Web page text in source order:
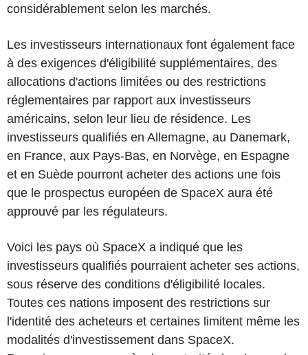
considérablement selon les marchés.
Les investisseurs internationaux font également face
à des exigences d'éligibilité supplémentaires, des
allocations d'actions limitées ou des restrictions
réglementaires par rapport aux investisseurs
américains, selon leur lieu de résidence. Les
investisseurs qualifiés en Allemagne, au Danemark,
en France, aux Pays-Bas, en Norvège, en Espagne
et en Suède pourront acheter des actions une fois
que le prospectus européen de SpaceX aura été
approuvé par les régulateurs.
Voici les pays où SpaceX a indiqué que les
investisseurs qualifiés pourraient acheter ses actions,
sous réserve des conditions d'éligibilité locales.
Toutes ces nations imposent des restrictions sur
l'identité des acheteurs et certaines limitent même les
modalités d'investissement dans SpaceX.